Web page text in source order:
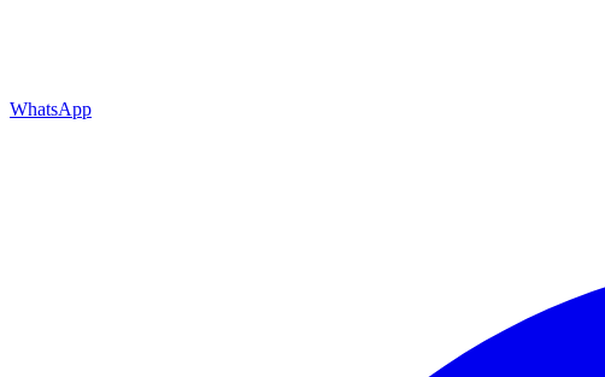
WhatsApp